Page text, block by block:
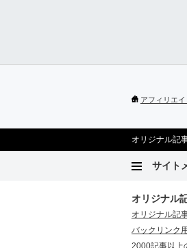
アフィリエ
オリジナル記
サイト
オリジナル
オリジナル記
バックリンク
2000記事以上